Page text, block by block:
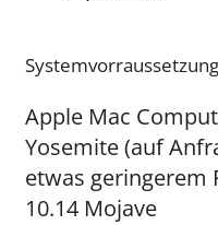
Apple Mac
Yosemite (auf
etwas geringerem
10.14 Mojave